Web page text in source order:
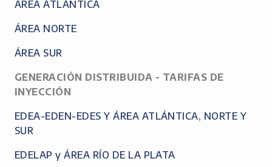
ÁREA ATLÁNTICA
ÁREA NORTE
ÁREA SUR
GENERACIÓN DISTRIBUIDA - TARIFAS DE
INYECCIÓN
EDEA-EDEN-EDES Y ÁREA ATLÁNTICA, NORTE Y
SUR
EDELAP y ÁREA RÍO DE LA PLATA